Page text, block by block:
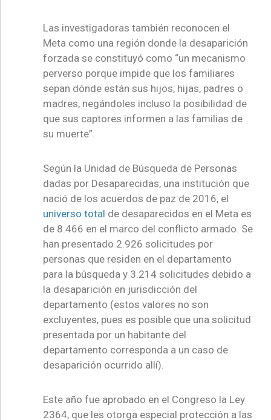
Las investigadoras también reconocen el
Meta como una región donde la desaparición
forzada se constituyó como “un mecanismo
perverso porque impide que los familiares
sepan dónde están sus hijos, hijas, padres o
madres, negándoles incluso la posibilidad de
que sus captores informen a las familias de
su muerte”.
Según la Unidad de Búsqueda de Personas
dadas por Desaparecidas, una institución que
nació de los acuerdos de paz de 2016, el
universo total de desaparecidos en el Meta es
de 8.466 en el marco del conflicto armado. Se
han presentado 2.926 solicitudes por
personas que residen en el departamento
para la búsqueda y 3.214 solicitudes debido a
la desaparición en jurisdicción del
departamento (estos valores no son
excluyentes, pues es posible que una solicitud
presentada por un habitante del
departamento corresponda a un caso de
desaparición ocurrido allí).
Este año fue aprobado en el Congreso la Ley
2364, que les otorga especial protección a las